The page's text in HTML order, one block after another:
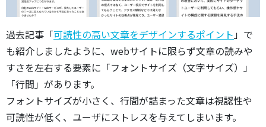
過去記事「可読性の高い文章をデザインするポイント」で
も紹介しましたように、webサイトに限らず文章の読みや
すさを左右する要素に「フォントサイズ（文字サイズ）」
「行間」があります。
フォントサイズが小さく、行間が詰まった文章は視認性や
可読性が低く、ユーザにストレスを与えてしまいます。